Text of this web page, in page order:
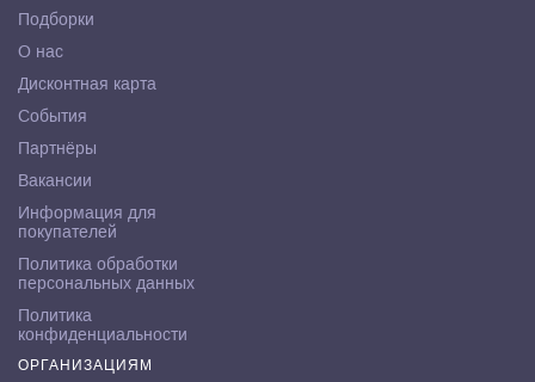
Подборки
О нас
Дисконтная карта
События
Партнёры
Вакансии
Информация для
покупателей
Политика обработки
персональных данных
Политика
конфиденциальности
ОРГАНИЗАЦИЯМ